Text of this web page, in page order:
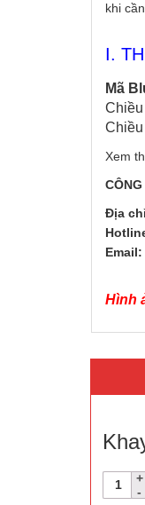
khi
I.
Mã
Xem
Địa
Email:
Hình
Số
lượng